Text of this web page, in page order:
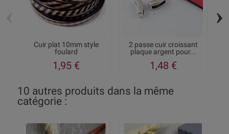
Cuir plat 10mm style
foulard
1,95 €
2 passe cuir croissant
plaque argent pour...
1,48 €
›
10 autres produits dans la même
catégorie :